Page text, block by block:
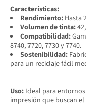
Características:
Rendimiento: Hasta
Volumen de tinta:
Compatibilidad:
8740, 7720, 7730 y 7740.
Sostenibilidad:
para un reciclaje fácil
Uso: Ideal para
impresión que buscan